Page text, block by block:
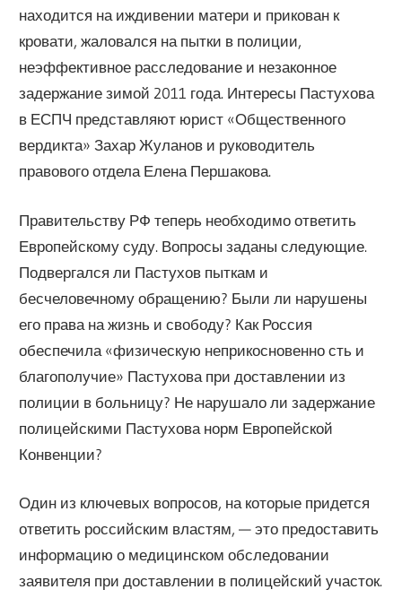
находится на иждивении матери и прикован к
кровати, жаловался на пытки в полиции,
неэффективное расследование и незаконное
задержание зимой 2011 года. Интересы Пастухова
в ЕСПЧ представляют юрист «Общественного
вердикта» Захар Жуланов и руководитель
правового отдела Елена Першакова.
Правительству РФ теперь необходимо ответить
Европейскому суду. Вопросы заданы следующие.
Подвергался ли Пастухов пыткам и
бесчеловечному обращению? Были ли нарушены
его права на жизнь и свободу? Как Россия
обеспечила «физическую неприкосновенно сть и
благополучие» Пастухова при доставлении из
полиции в больницу? Не нарушало ли задержание
полицейскими Пастухова норм Европейской
Конвенции?
Один из ключевых вопросов, на которые придется
ответить российским властям, — это предоставить
информацию о медицинском обследовании
заявителя при доставлении в полицейский участок.